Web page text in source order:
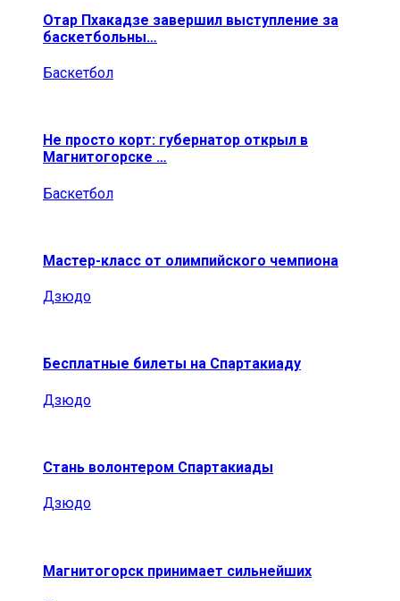
Отар Пхакадзе завершил выступление за
баскетбольны…
Баскетбол
Не просто корт: губернатор открыл в
Магнитогорске …
Баскетбол
Мастер-класс от олимпийского чемпиона
Дзюдо
Бесплатные билеты на Спартакиаду
Дзюдо
Стань волонтером Спартакиады
Дзюдо
Магнитогорск принимает сильнейших